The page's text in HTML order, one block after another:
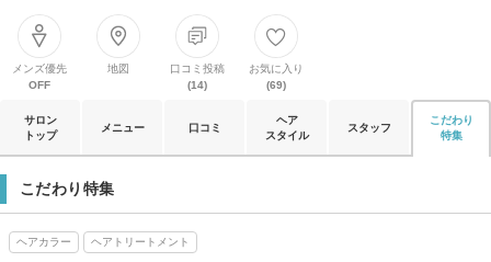
メンズ優先
OFF
地図
口コミ投稿
(14)
お気に入り
(69)
サロン
トップ
メニュー 口コミ
ヘア
スタイル
スタッフ
こだわり
特集
こだわり特集
ヘアカラー ヘアトリートメント